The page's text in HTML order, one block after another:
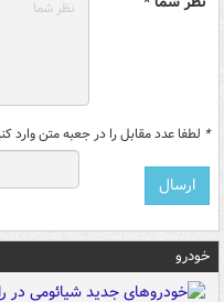
* لطفا عدد مقابل را در جعبه متن وارد
خودرو